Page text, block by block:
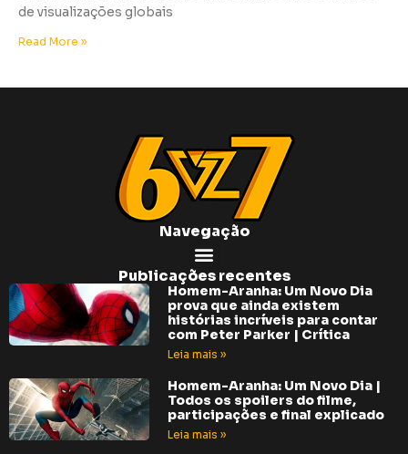
de visualizações globais
Read More »
Navegação
Publicações recentes
Homem-Aranha: Um Novo Dia
prova que ainda existem
histórias incríveis para contar
com Peter Parker | Crítica
Leia mais »
Homem-Aranha: Um Novo Dia |
Todos os spoilers do filme,
participações e final explicado
Leia mais »